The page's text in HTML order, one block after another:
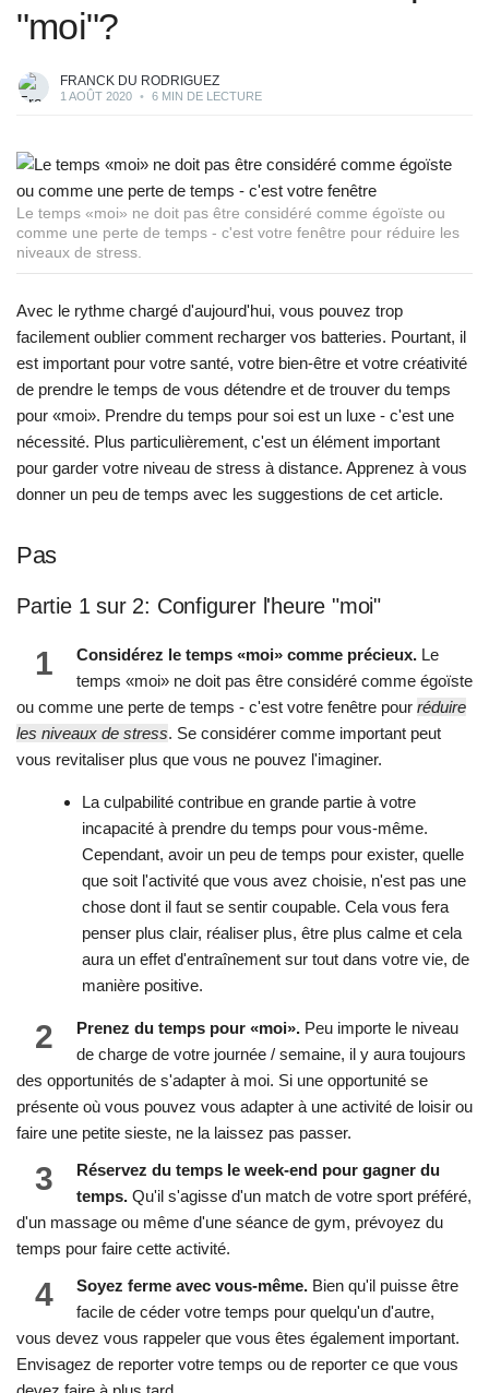
"moi"?
FRANCK DU RODRIGUEZ
1 AOÛT 2020 • 6 MIN DE LECTURE
Le temps «moi» ne doit pas être considéré comme égoïste ou
comme une perte de temps - c'est votre fenêtre pour réduire les
niveaux de stress.
Avec le rythme chargé d'aujourd'hui, vous pouvez trop
facilement oublier comment recharger vos batteries. Pourtant, il
est important pour votre santé, votre bien-être et votre créativité
de prendre le temps de vous détendre et de trouver du temps
pour «moi». Prendre du temps pour soi est un luxe - c'est une
nécessité. Plus particulièrement, c'est un élément important
pour garder votre niveau de stress à distance. Apprenez à vous
donner un peu de temps avec les suggestions de cet article.
Pas
Partie 1 sur 2: Configurer l'heure "moi"
1 Considérez le temps «moi» comme précieux. Le
temps «moi» ne doit pas être considéré comme égoïste
ou comme une perte de temps - c'est votre fenêtre pour réduire
les niveaux de stress. Se considérer comme important peut
vous revitaliser plus que vous ne pouvez l'imaginer.
La culpabilité contribue en grande partie à votre
incapacité à prendre du temps pour vous-même.
Cependant, avoir un peu de temps pour exister, quelle
que soit l'activité que vous avez choisie, n'est pas une
chose dont il faut se sentir coupable. Cela vous fera
penser plus clair, réaliser plus, être plus calme et cela
aura un effet d'entraînement sur tout dans votre vie, de
manière positive.
2 Prenez du temps pour «moi». Peu importe le niveau
de charge de votre journée / semaine, il y aura toujours
des opportunités de s'adapter à moi. Si une opportunité se
présente où vous pouvez vous adapter à une activité de loisir ou
faire une petite sieste, ne la laissez pas passer.
3
Réservez du temps le week-end pour gagner du
temps. Qu'il s'agisse d'un match de votre sport préféré,
d'un massage ou même d'une séance de gym, prévoyez du
temps pour faire cette activité.
4 Soyez ferme avec vous-même. Bien qu'il puisse être
facile de céder votre temps pour quelqu'un d'autre,
vous devez vous rappeler que vous êtes également important.
Envisagez de reporter votre temps ou de reporter ce que vous